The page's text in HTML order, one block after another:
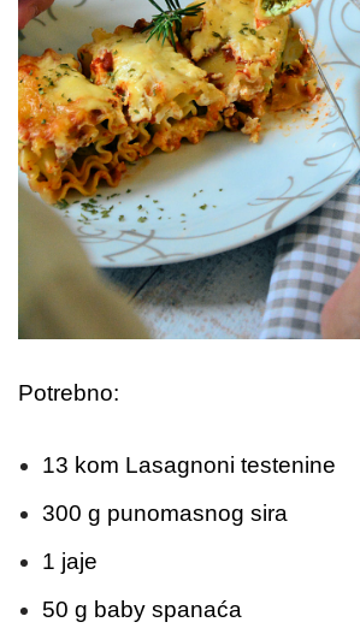
Potrebno:
13 kom Lasagnoni testenine
300 g punomasnog sira
1 jaje
50 g baby spanaća